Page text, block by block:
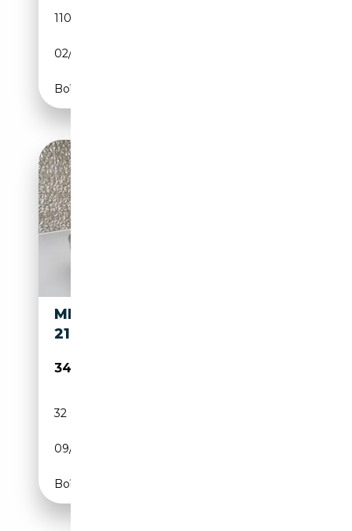
110 000 km
02/2015
Boîte automatique
MERCEDES-BENZ S 300 -
219112
34 950€
32 088 km
09/1994
Boîte automatique